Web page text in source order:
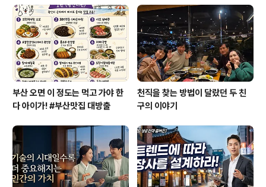
요청해주시길 바랍니다. 활용시 출처만 《전상훈 박사의 챗
GTP 특강》로 밝혀주시면 되겠습니다. 더불어 전상훈 박
사님의 신간도서 《AI, 질문이 직업이 되는 세상》에 발맞춰
온라인 특강을 진..
부산 오면 이 정도는 먹고 가야 한
다 아이가! #부산맛집 대방출
천직을 찾는 방법이 달랐던 두 친
구의 이야기